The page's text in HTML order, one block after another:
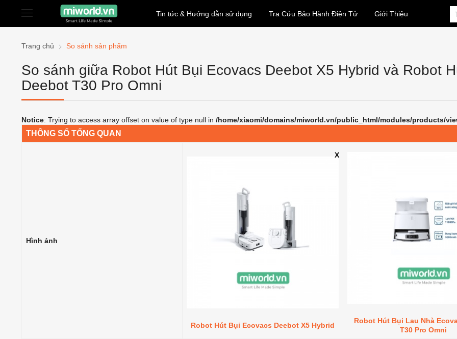
Tin tức & Hướng dẫn sử dụng Tra Cứu Bảo Hành Điện Tử Giới Thiệu
Trang chủ So sánh sản phẩm
So sánh giữa Robot Hút Bụi Ecovacs Deebot X5 Hybrid và Robot
Deebot T30 Pro Omni
Notice: Trying to access array offset on value of type null in /home/xiaomi/domains/miworld.vn/public_html/modules/products/
THÔNG SỐ TỔNG QUAN
Hình ảnh
X
Robot Hút Bụi Ecovacs Deebot X5 Hybrid
Robot Hút Bụi Lau Nhà
T30 Pro Omni